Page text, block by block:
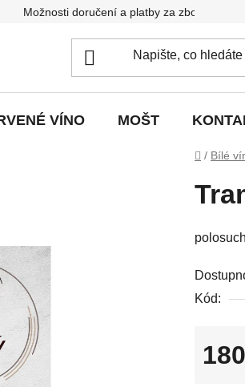
Možnosti doručení a platby za zboží
VÍNO MOŠT
Domů
/ Bílé
Kód: